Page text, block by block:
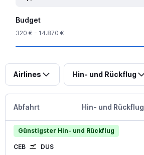
Budget
320 € - 14.870 €
Airlines Hin- und Rückflug
Abfahrt Hin- und Rückflug
Günstigster Hin- und Rückflug
CEB DUS